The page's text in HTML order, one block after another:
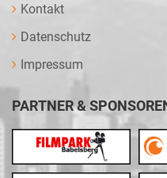
Kontakt
Datenschutz
Impressum
PARTNER &